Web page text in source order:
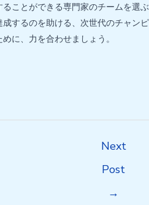
ことができる専門家のチームを選ぶ
するのを助ける、次世代のチャンピ
に、力を合わせましょう。
Next
Post
→